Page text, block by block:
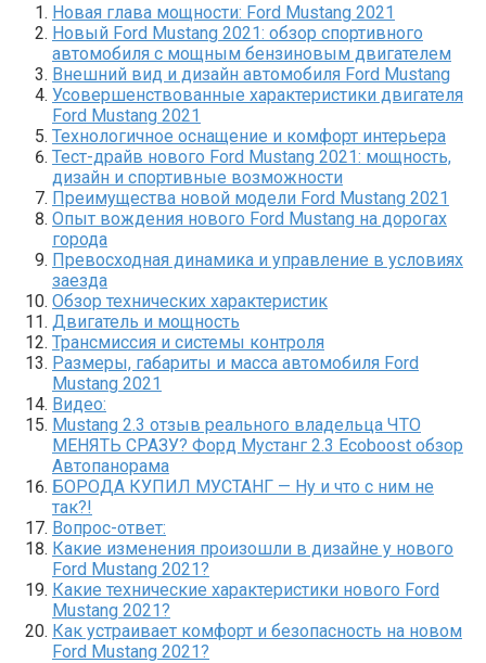
Новая глава мощности: Ford Mustang 2021
Новый Ford Mustang 2021: обзор спортивного
автомобиля с мощным бензиновым двигателем
Внешний вид и дизайн автомобиля Ford Mustang
Усовершенствованные характеристики двигателя
Ford Mustang 2021
Технологичное оснащение и комфорт интерьера
Тест-драйв нового Ford Mustang 2021: мощность,
дизайн и спортивные возможности
Преимущества новой модели Ford Mustang 2021
Опыт вождения нового Ford Mustang на дорогах
города
Превосходная динамика и управление в условиях
заезда
Обзор технических характеристик
Двигатель и мощность
Трансмиссия и системы контроля
Размеры, габариты и масса автомобиля Ford
Mustang 2021
Видео:
Mustang 2.3 отзыв реального владельца ЧТО
МЕНЯТЬ СРАЗУ? Форд Мустанг 2.3 Ecoboost обзор
Автопанорама
БОРОДА КУПИЛ МУСТАНГ — Ну и что с ним не
так?!
Вопрос-ответ:
Какие изменения произошли в дизайне у нового
Ford Mustang 2021?
Какие технические характеристики нового Ford
Mustang 2021?
Как устраивает комфорт и безопасность на новом
Ford Mustang 2021?